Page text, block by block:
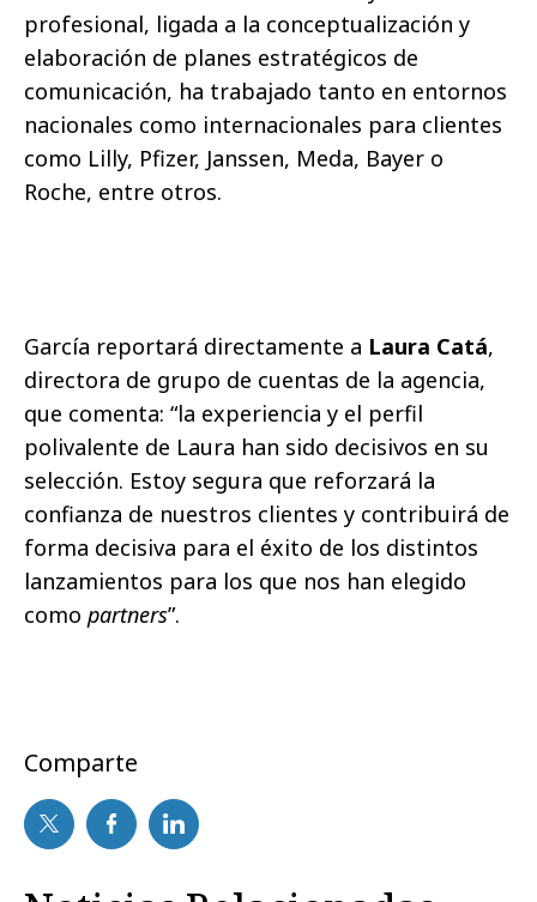
profesional, ligada a la conceptualización y
elaboración de planes estratégicos de
comunicación, ha trabajado tanto en entornos
nacionales como internacionales para clientes
como Lilly, Pfizer, Janssen, Meda, Bayer o
Roche, entre otros.
García reportará directamente a Laura Catá,
directora de grupo de cuentas de la agencia,
que comenta: “la experiencia y el perfil
polivalente de Laura han sido decisivos en su
selección. Estoy segura que reforzará la
confianza de nuestros clientes y contribuirá de
forma decisiva para el éxito de los distintos
lanzamientos para los que nos han elegido
como partners”.
Comparte